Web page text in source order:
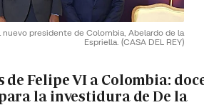
nuevo presidente de Colombia, Abelardo de la
Espriella. (CASA DEL REY)
de Felipe VI a Colombia:
la investidura de De la